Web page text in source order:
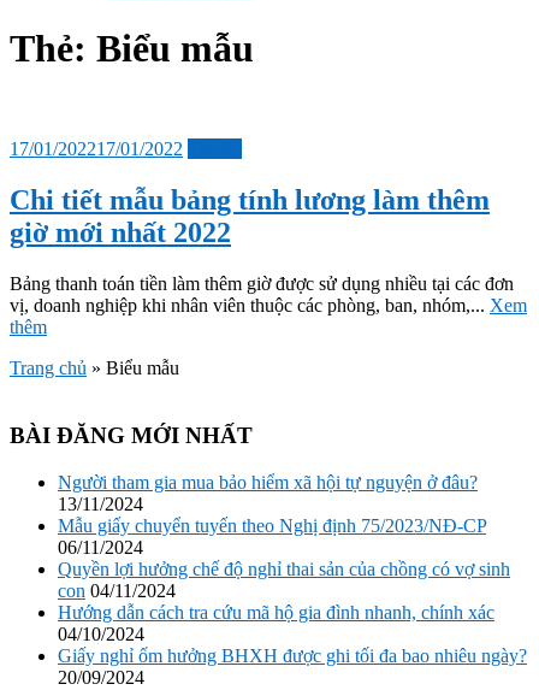
Thẻ: Biểu mẫu
Đăng
17/01/202217/01/2022
Chi tiết mẫu bảng tính lương làm thêm
giờ mới nhất 2022
Bảng thanh toán tiền làm thêm giờ được sử dụng nhiều tại các đơn
vị, doanh nghiệp khi nhân viên thuộc các phòng, ban, nhóm,... Xem
thêm
Trang chủ » Biểu mẫu
BÀI ĐĂNG MỚI NHẤT
Người tham gia mua bảo hiểm xã hội tự nguyện ở đâu?
13/11/2024
Mẫu giấy chuyển tuyến theo Nghị định 75/2023/NĐ-CP
06/11/2024
Quyền lợi hưởng chế độ nghỉ thai sản của chồng có vợ sinh
con 04/11/2024
Hướng dẫn cách tra cứu mã hộ gia đình nhanh, chính xác
04/10/2024
Giấy nghỉ ốm hưởng BHXH được ghi tối đa bao nhiêu ngày?
20/09/2024